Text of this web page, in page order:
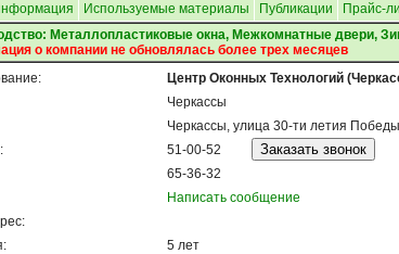
Используемые материалы Публикации Прайс-
Металлопластиковые окна, Межкомнатные двери,
о компании не обновлялась более трех месяцев
Центр Оконных Технологий
Черкассы
Черкассы, улица 30-ти летия
51-00-52
65-36-32
Написать сообщение
5 лет